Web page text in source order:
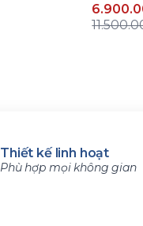
Thiết kế linh hoạt
Phù hợp mọi không gian